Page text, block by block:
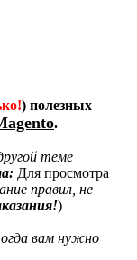
) полезных
.
теме
Для просмотра
правил, не
)
вам нужно